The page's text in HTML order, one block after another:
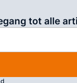
tot alle